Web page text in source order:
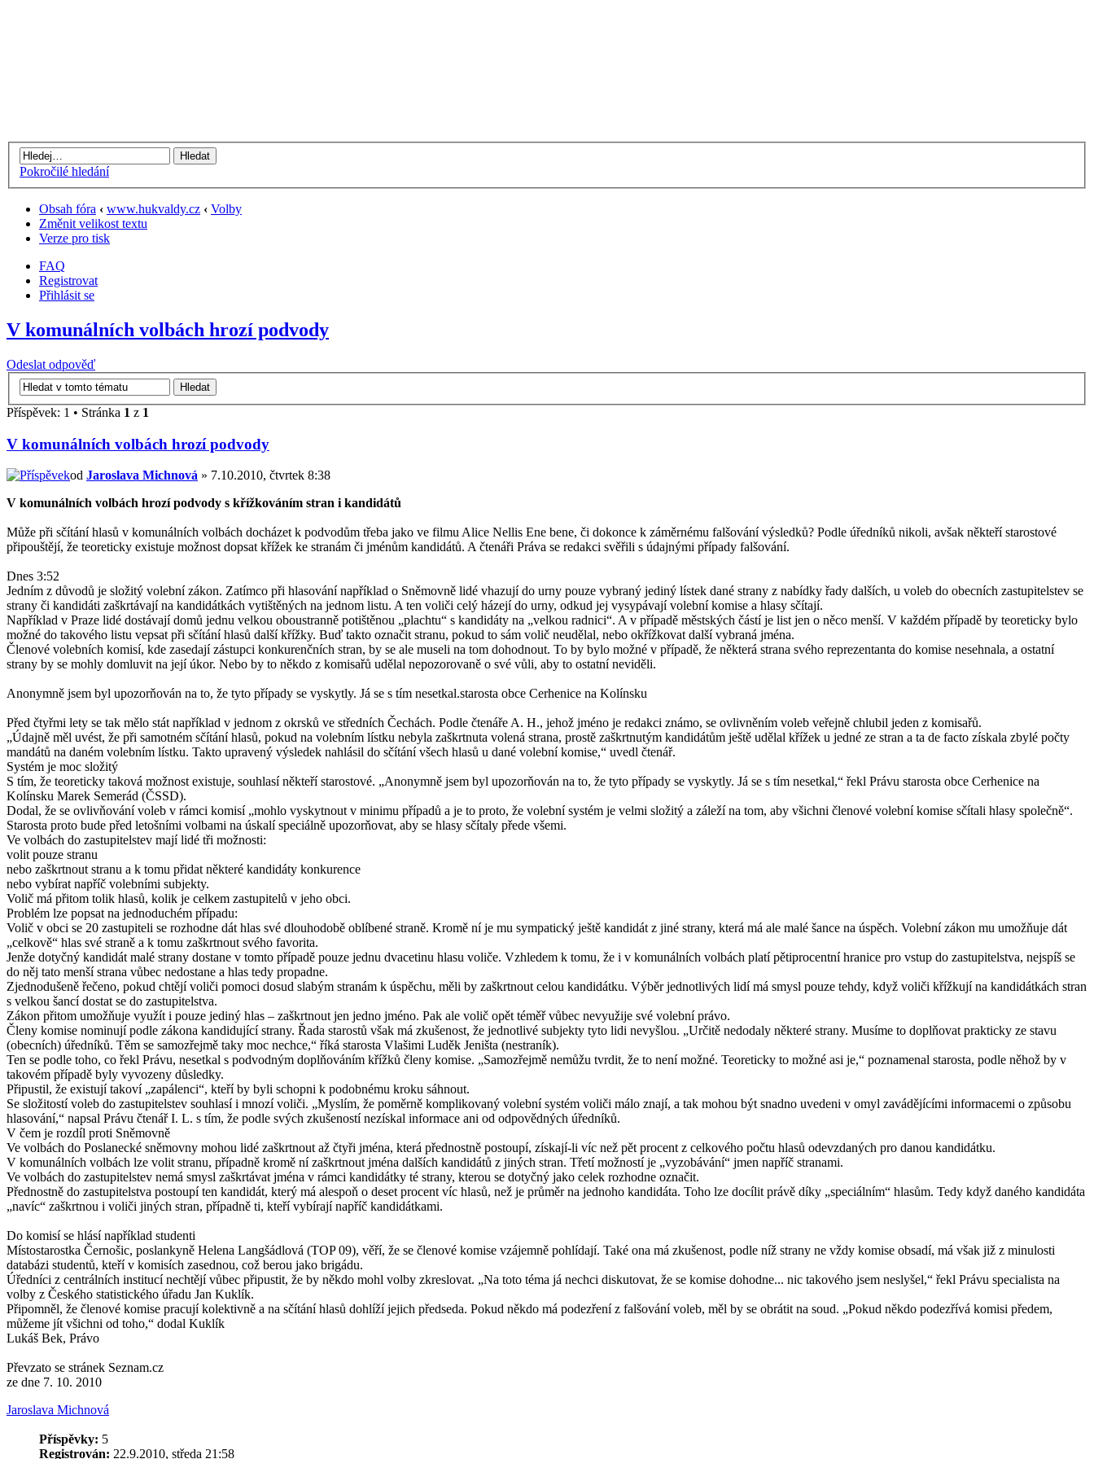
Pokročilé hledání
Obsah fóra ‹ www.hukvaldy.cz ‹ Volby
Změnit velikost textu
Verze pro tisk
FAQ
Registrovat
Přihlásit se
V komunálních volbách hrozí podvody
Odeslat odpověď
Příspěvek: 1 • Stránka 1 z 1
V komunálních volbách hrozí podvody
od Jaroslava Michnová » 7.10.2010, čtvrtek 8:38
V komunálních volbách hrozí podvody s křížkováním stran i kandidátů
Může při sčítání hlasů v komunálních volbách docházet k podvodům třeba jako ve filmu Alice Nellis Ene bene, či dokonce k záměrnému falšování výsledků? Podle úředníků nikoli, avšak někteří starostové
připouštějí, že teoreticky existuje možnost dopsat křížek ke stranám či jménům kandidátů. A čtenáři Práva se redakci svěřili s údajnými případy falšování.
Dnes 3:52
Jedním z důvodů je složitý volební zákon. Zatímco při hlasování například o Sněmovně lidé vhazují do urny pouze vybraný jediný lístek dané strany z nabídky řady dalších, u voleb do obecních zastupitelstev se
strany či kandidáti zaškrtávají na kandidátkách vytištěných na jednom listu. A ten voliči celý házejí do urny, odkud jej vysypávají volební komise a hlasy sčítají.
Například v Praze lidé dostávají domů jednu velkou oboustranně potištěnou „plachtu“ s kandidáty na „velkou radnici“. A v případě městských částí je list jen o něco menší. V každém případě by teoreticky bylo
možné do takového listu vepsat při sčítání hlasů další křížky. Buď takto označit stranu, pokud to sám volič neudělal, nebo okřížkovat další vybraná jména.
Členové volebních komisí, kde zasedají zástupci konkurenčních stran, by se ale museli na tom dohodnout. To by bylo možné v případě, že některá strana svého reprezentanta do komise nesehnala, a ostatní
strany by se mohly domluvit na její úkor. Nebo by to někdo z komisařů udělal nepozorovaně o své vůli, aby to ostatní neviděli.
Anonymně jsem byl upozorňován na to, že tyto případy se vyskytly. Já se s tím nesetkal.starosta obce Cerhenice na Kolínsku
Před čtyřmi lety se tak mělo stát například v jednom z okrsků ve středních Čechách. Podle čtenáře A. H., jehož jméno je redakci známo, se ovlivněním voleb veřejně chlubil jeden z komisařů.
„Údajně měl uvést, že při samotném sčítání hlasů, pokud na volebním lístku nebyla zaškrtnuta volená strana, prostě zaškrtnutým kandidátům ještě udělal křížek u jedné ze stran a ta de facto získala zbylé počty
mandátů na daném volebním lístku. Takto upravený výsledek nahlásil do sčítání všech hlasů u dané volební komise,“ uvedl čtenář.
Systém je moc složitý
S tím, že teoreticky taková možnost existuje, souhlasí někteří starostové. „Anonymně jsem byl upozorňován na to, že tyto případy se vyskytly. Já se s tím nesetkal,“ řekl Právu starosta obce Cerhenice na
Kolínsku Marek Semerád (ČSSD).
Dodal, že se ovlivňování voleb v rámci komisí „mohlo vyskytnout v minimu případů a je to proto, že volební systém je velmi složitý a záleží na tom, aby všichni členové volební komise sčítali hlasy společně“.
Starosta proto bude před letošními volbami na úskalí speciálně upozorňovat, aby se hlasy sčítaly přede všemi.
Ve volbách do zastupitelstev mají lidé tři možnosti:
volit pouze stranu
nebo zaškrtnout stranu a k tomu přidat některé kandidáty konkurence
nebo vybírat napříč volebními subjekty.
Volič má přitom tolik hlasů, kolik je celkem zastupitelů v jeho obci.
Problém lze popsat na jednoduchém případu:
Volič v obci se 20 zastupiteli se rozhodne dát hlas své dlouhodobě oblíbené straně. Kromě ní je mu sympatický ještě kandidát z jiné strany, která má ale malé šance na úspěch. Volební zákon mu umožňuje dát
„celkově“ hlas své straně a k tomu zaškrtnout svého favorita.
Jenže dotyčný kandidát malé strany dostane v tomto případě pouze jednu dvacetinu hlasu voliče. Vzhledem k tomu, že i v komunálních volbách platí pětiprocentní hranice pro vstup do zastupitelstva, nejspíš se
do něj tato menší strana vůbec nedostane a hlas tedy propadne.
Zjednodušeně řečeno, pokud chtějí voliči pomoci dosud slabým stranám k úspěchu, měli by zaškrtnout celou kandidátku. Výběr jednotlivých lidí má smysl pouze tehdy, když voliči křížkují na kandidátkách stran
s velkou šancí dostat se do zastupitelstva.
Zákon přitom umožňuje využít i pouze jediný hlas – zaškrtnout jen jedno jméno. Pak ale volič opět téměř vůbec nevyužije své volební právo.
Členy komise nominují podle zákona kandidující strany. Řada starostů však má zkušenost, že jednotlivé subjekty tyto lidi nevyšlou. „Určitě nedodaly některé strany. Musíme to doplňovat prakticky ze stavu
(obecních) úředníků. Těm se samozřejmě taky moc nechce,“ říká starosta Vlašimi Luděk Jeništa (nestraník).
Ten se podle toho, co řekl Právu, nesetkal s podvodným doplňováním křížků členy komise. „Samozřejmě nemůžu tvrdit, že to není možné. Teoreticky to možné asi je,“ poznamenal starosta, podle něhož by v
takovém případě byly vyvozeny důsledky.
Připustil, že existují takoví „zapálenci“, kteří by byli schopni k podobnému kroku sáhnout.
Se složitostí voleb do zastupitelstev souhlasí i mnozí voliči. „Myslím, že poměrně komplikovaný volební systém voliči málo znají, a tak mohou být snadno uvedeni v omyl zavádějícími informacemi o způsobu
hlasování,“ napsal Právu čtenář I. L. s tím, že podle svých zkušeností nezískal informace ani od odpovědných úředníků.
V čem je rozdíl proti Sněmovně
Ve volbách do Poslanecké sněmovny mohou lidé zaškrtnout až čtyři jména, která přednostně postoupí, získají-li víc než pět procent z celkového počtu hlasů odevzdaných pro danou kandidátku.
V komunálních volbách lze volit stranu, případně kromě ní zaškrtnout jména dalších kandidátů z jiných stran. Třetí možností je „vyzobávání“ jmen napříč stranami.
Ve volbách do zastupitelstev nemá smysl zaškrtávat jména v rámci kandidátky té strany, kterou se dotyčný jako celek rozhodne označit.
Přednostně do zastupitelstva postoupí ten kandidát, který má alespoň o deset procent víc hlasů, než je průměr na jednoho kandidáta. Toho lze docílit právě díky „speciálním“ hlasům. Tedy když daného kandidáta
„navíc“ zaškrtnou i voliči jiných stran, případně ti, kteří vybírají napříč kandidátkami.
Do komisí se hlásí například studenti
Místostarostka Černošic, poslankyně Helena Langšádlová (TOP 09), věří, že se členové komise vzájemně pohlídají. Také ona má zkušenost, podle níž strany ne vždy komise obsadí, má však již z minulosti
databázi studentů, kteří v komisích zasednou, což berou jako brigádu.
Úředníci z centrálních institucí nechtějí vůbec připustit, že by někdo mohl volby zkreslovat. „Na toto téma já nechci diskutovat, že se komise dohodne... nic takového jsem neslyšel,“ řekl Právu specialista na
volby z Českého statistického úřadu Jan Kuklík.
Připomněl, že členové komise pracují kolektivně a na sčítání hlasů dohlíží jejich předseda. Pokud někdo má podezření z falšování voleb, měl by se obrátit na soud. „Pokud někdo podezřívá komisi předem,
můžeme jít všichni od toho,“ dodal Kuklík
Lukáš Bek, Právo
Převzato se stránek Seznam.cz
ze dne 7. 10. 2010
Jaroslava Michnová
Příspěvky: 5
Registrován: 22.9.2010, středa 21:58